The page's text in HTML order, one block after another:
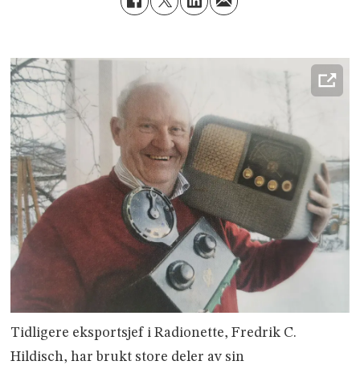
Tidligere eksportsjef i Radionette, Fredrik C.
Hildisch, har brukt store deler av sin